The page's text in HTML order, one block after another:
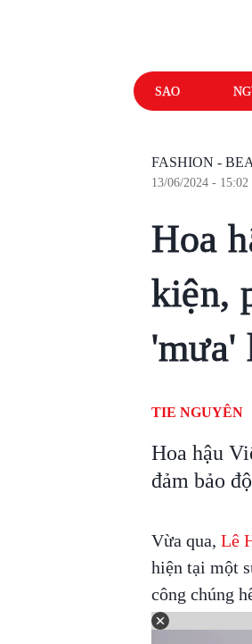
SAO
FASHION -
13/06/2024 -
Hoa
kiện,
'mưa'
TIE NGUYÊN
Hoa hậu
đảm bảo
Vừa qua, Lê
hiện tại một
công chúng